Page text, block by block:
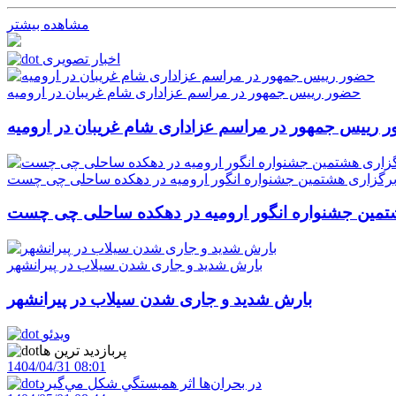
مشاهده بیشتر
اخبار تصویری
حضور رییس جمهور در مراسم عزاداری شام غریبان در ارومیه
رییس جمهور در مراسم عزاداری شام غریبان در ارومیه
برگزاری هشتمین جشنواره انگور ارومیه در دهکده ساحلی چی چست
جشنواره انگور ارومیه در دهکده ساحلی چی چست
بارش شدید و جاری شدن سیلاب در پیرانشهر
بارش شدید و جاری شدن سیلاب در پیرانشهر
ویدئو
پربازدید ترین ها
1404/04/31 08:01
در بحران‌ها اثر همبستگي شکل مي‌گيرد